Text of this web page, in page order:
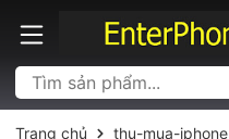
Trang chủ thu-mua-iphone